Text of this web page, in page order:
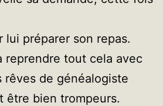
lui préparer son repas.
reprendre tout cela avec
rêves de généalogiste
être bien trompeurs.